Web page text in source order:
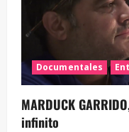
Documentales
MARDUCK
infinito